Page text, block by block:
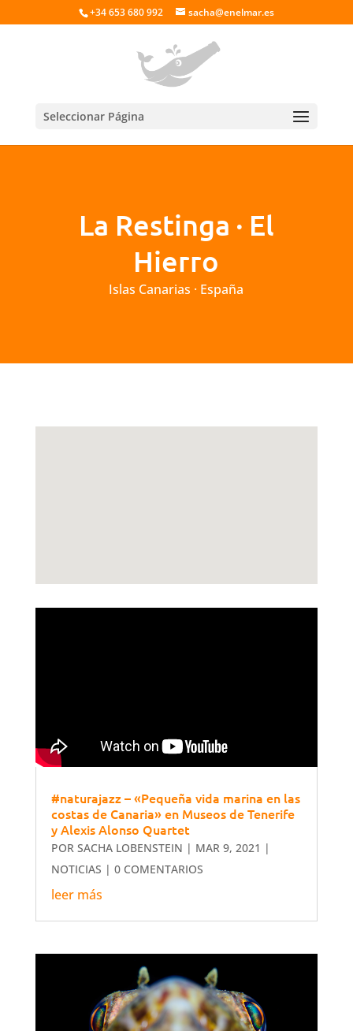
+34 653 680 992 sacha@enelmar.es
Seleccionar Página
La Restinga · El
Hierro
Islas Canarias · España
#naturajazz​ – «Pequeña vida marina en las
costas de Canaria» en Museos de Tenerife
y Alexis Alonso Quartet
POR SACHA LOBENSTEIN | MAR 9, 2021 |
NOTICIAS | 0 COMENTARIOS
leer más